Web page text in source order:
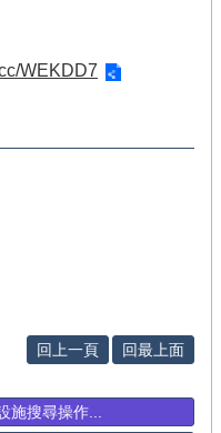
WEKDD7
回上一頁 回最上面
施搜尋操作...